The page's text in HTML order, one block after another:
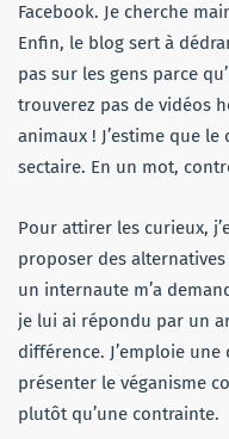
Facebook. Je cherche
Enfin, le blog sert à
pas sur les gens parce
trouverez pas de vidéos
animaux ! J’estime que
sectaire. En un mot,
Pour attirer les curieux,
proposer des alternatives
un internaute m’a
je lui ai répondu par un
différence. J’emploie
présenter le véganisme
plutôt qu’une contrainte.